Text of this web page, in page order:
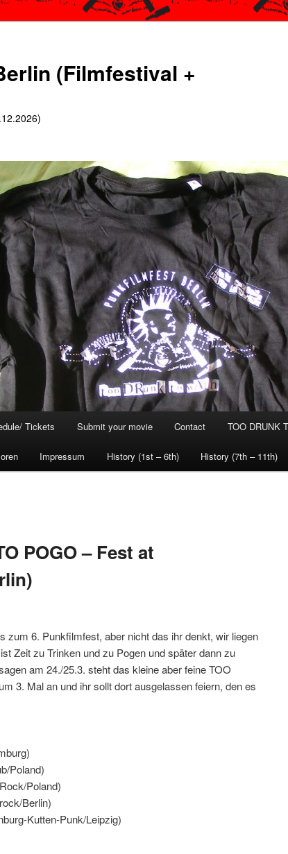
(Filmfestival +
Tickets Submit your movie Contact TOO DRUNK
Impressum History (1st – 6th) History (7th – 11th)
POGO – Fest at
zum 6. Punkfilmfest, aber nicht das ihr denkt, wir liegen
Zeit zu Trinken und zu Pogen und später dann zu
am 24./25.3. steht das kleine aber feine TOO
3. Mal an und ihr sollt dort ausgelassen feiern, den es
Poland)
Poland)
Berlin)
Kutten-Punk/Leipzig)